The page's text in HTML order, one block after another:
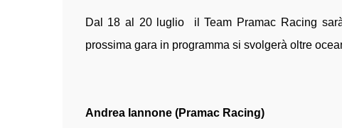
Dal 18 al 20 luglio il Team Pramac Racing
prossima gara in programma si svolgerà oltre
Andrea Iannone (Pramac Racing)